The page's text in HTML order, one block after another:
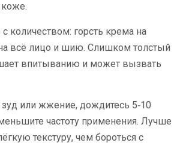
коже.
количеством: горсть крема на
всё лицо и шию. Слишком толстый
впитыванию и может вызвать
зуд или жжение, дождитесь 5‑10
частоту применения. Лучше
текстуру, чем бороться с